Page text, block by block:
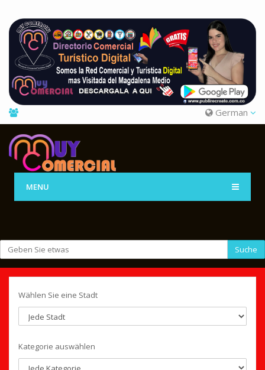
German
MENU
Suche
Wählen Sie eine Stadt
Kategorie auswählen